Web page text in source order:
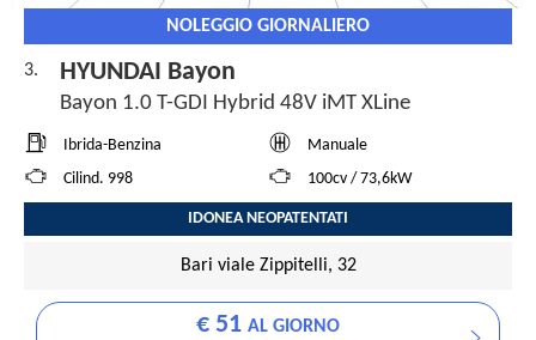
NOLEGGIO GIORNALIERO
3. HYUNDAI Bayon
Bayon 1.0 T-GDI Hybrid 48V iMT XLine
Ibrida-Benzina
Manuale
Cilind. 998
100cv / 73,6kW
IDONEA NEOPATENTATI
Bari viale Zippitelli, 32
€ 51 AL GIORNO